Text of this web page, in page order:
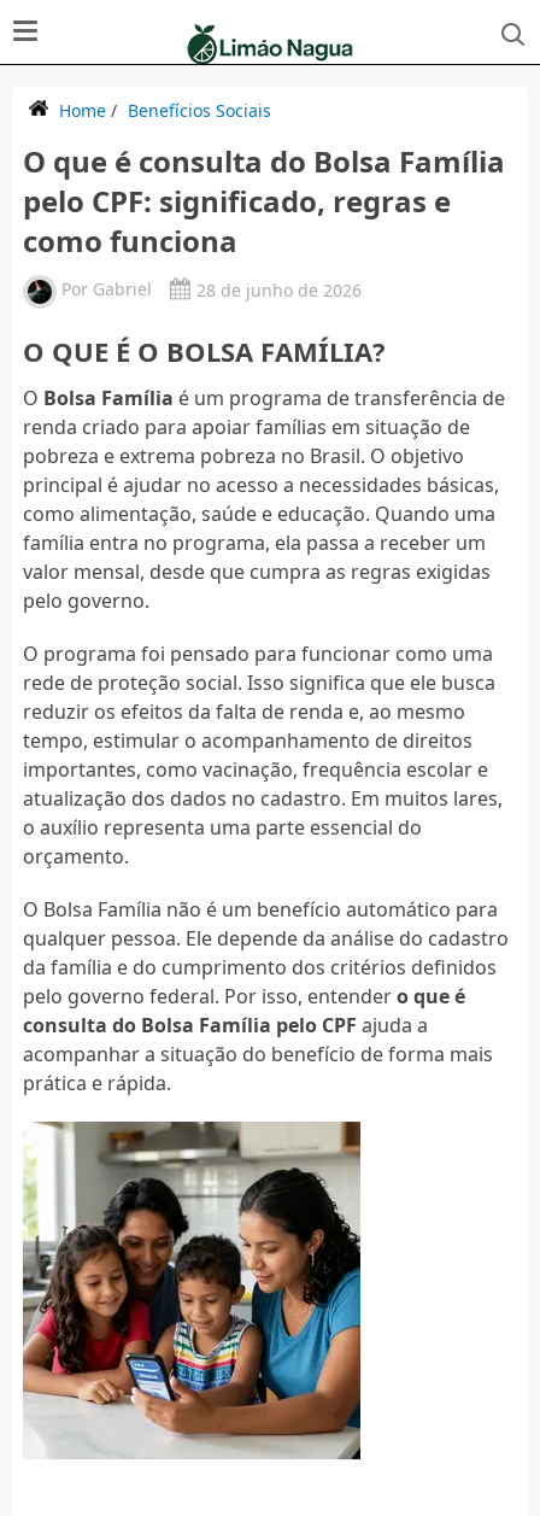
Home/ Benefícios Sociais
O que é consulta do Bolsa Família
pelo CPF: significado, regras e
como funciona
Por Gabriel 28 de junho de 2026
O QUE É O BOLSA FAMÍLIA?
O Bolsa Família é um programa de transferência de
renda criado para apoiar famílias em situação de
pobreza e extrema pobreza no Brasil. O objetivo
principal é ajudar no acesso a necessidades básicas,
como alimentação, saúde e educação. Quando uma
família entra no programa, ela passa a receber um
valor mensal, desde que cumpra as regras exigidas
pelo governo.
O programa foi pensado para funcionar como uma
rede de proteção social. Isso significa que ele busca
reduzir os efeitos da falta de renda e, ao mesmo
tempo, estimular o acompanhamento de direitos
importantes, como vacinação, frequência escolar e
atualização dos dados no cadastro. Em muitos lares,
o auxílio representa uma parte essencial do
orçamento.
O Bolsa Família não é um benefício automático para
qualquer pessoa. Ele depende da análise do cadastro
da família e do cumprimento dos critérios definidos
pelo governo federal. Por isso, entendero que é
consulta do Bolsa Família pelo CPF ajuda a
acompanhar a situação do benefício de forma mais
prática e rápida.